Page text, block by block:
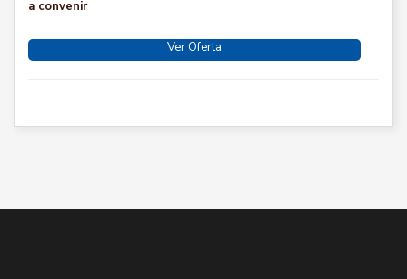
a convenir
Ver Oferta